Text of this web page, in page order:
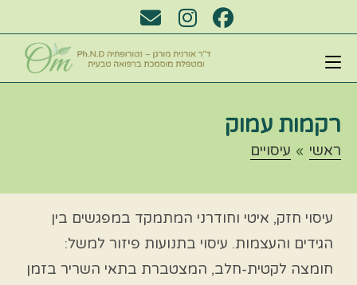
רקמות עמוק
ראשי » עיסויים
עיסוי חזק, איטי וחודרני המתמקד במפגשים בין
הגידים והעצמות. עיסוי בתנועות פיזור למשל:
חומצה לקטית-חלב, המצטברת בתאי השריר בזמן